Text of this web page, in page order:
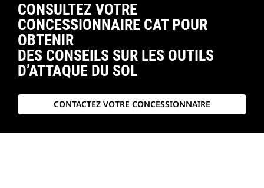
CONSULTEZ VOTRE
CONCESSIONNAIRE CAT POUR
OBTENIR
DES CONSEILS SUR LES OUTILS
D’ATTAQUE DU SOL
CONTACTEZ VOTRE CONCESSIONNAIRE